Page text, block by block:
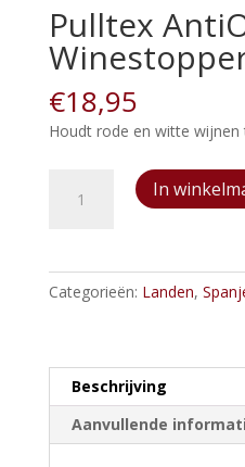
Pulltex
€18,95
Houdt rode en witte
AntiOx
In
Categorieën: Landen,
Beschrijving
Aanvullende